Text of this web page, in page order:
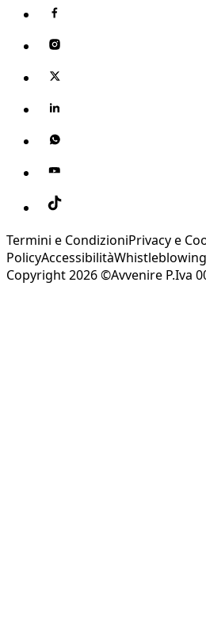
Termini e CondizioniPrivacy e
PolicyAccessibilitàWhistleblowing
Copyright 2026 ©Avvenire P.Iva